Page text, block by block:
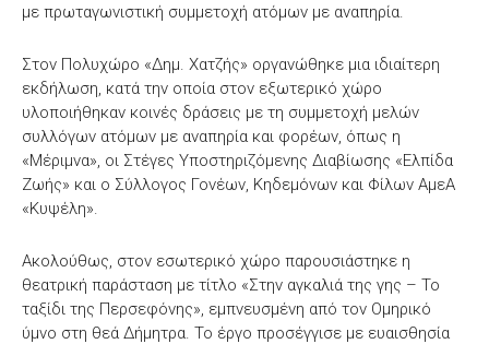
με πρωταγωνιστική συμμετοχή ατόμων με αναπηρία.
Στον Πολυχώρο «Δημ. Χατζής» οργανώθηκε μια ιδιαίτερη
εκδήλωση, κατά την οποία στον εξωτερικό χώρο
υλοποιήθηκαν κοινές δράσεις με τη συμμετοχή μελών
συλλόγων ατόμων με αναπηρία και φορέων, όπως η
«Μέριμνα», οι Στέγες Υποστηριζόμενης Διαβίωσης «Ελπίδα
Ζωής» και ο Σύλλογος Γονέων, Κηδεμόνων και Φίλων ΑμεΑ
«Κυψέλη».
Ακολούθως, στον εσωτερικό χώρο παρουσιάστηκε η
θεατρική παράσταση με τίτλο «Στην αγκαλιά της γης – Το
ταξίδι της Περσεφόνης», εμπνευσμένη από τον Ομηρικό
ύμνο στη θεά Δήμητρα. Το έργο προσέγγισε με ευαισθησία